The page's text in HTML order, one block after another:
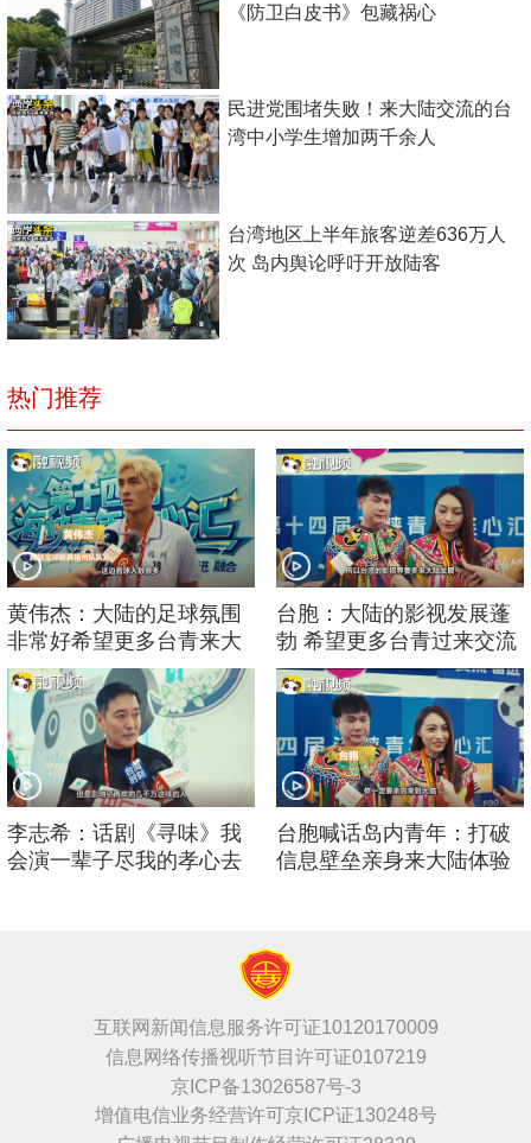
《防卫白皮书》包藏祸心
民进党围堵失败！来大陆交流的台
湾中小学生增加两千余人
台湾地区上半年旅客逆差636万人
次 岛内舆论呼吁开放陆客
热门推荐
黄伟杰：大陆的足球氛围
非常好希望更多台青来大
陆参加
台胞：大陆的影视发展蓬
勃 希望更多台青过来交流
李志希：话剧《寻味》我
会演一辈子尽我的孝心去
台胞喊话岛内青年：打破
信息壁垒亲身来大陆体验
互联网新闻信息服务许可证10120170009
信息网络传播视听节目许可证0107219
京ICP备13026587号-3
增值电信业务经营许可京ICP证130248号